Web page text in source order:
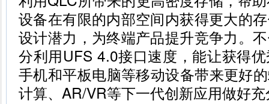
设备在有限的内部空间内获得更大的
设计潜力，为终端产品提升竞争力。
分利用UFS 4.0接口速度，能让获得
手机和平板电脑等移动设备带来更好
计算、AR/VR等下一代创新应用做好